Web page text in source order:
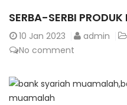
SERBA-SERBI
10 Jan 2023 admin
No comment